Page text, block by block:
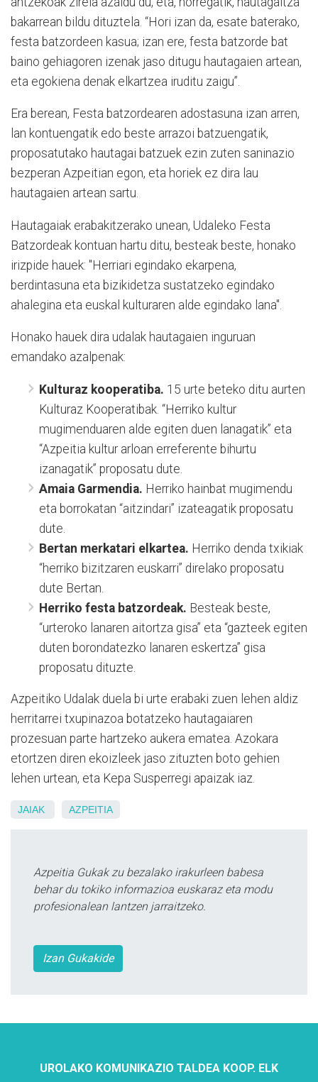
bakarrean bildu dituztela. “Hori izan da, esate baterako,
festa batzordeen kasua; izan ere, festa batzorde bat
baino gehiagoren izenak jaso ditugu hautagaien artean,
eta egokiena denak elkartzea iruditu zaigu”.
Era berean, Festa batzordearen adostasuna izan arren,
lan kontuengatik edo beste arrazoi batzuengatik,
proposatutako hautagai batzuek ezin zuten saninazio
bezperan Azpeitian egon, eta horiek ez dira lau
hautagaien artean sartu.
Hautagaiak erabakitzerako unean, Udaleko Festa
Batzordeak kontuan hartu ditu, besteak beste, honako
irizpide hauek: "Herriari egindako ekarpena,
berdintasuna eta bizikidetza sustatzeko egindako
ahalegina eta euskal kulturaren alde egindako lana".
Honako hauek dira udalak hautagaien inguruan
emandako azalpenak:
Kulturaz kooperatiba. 15 urte beteko ditu aurten
Kulturaz Kooperatibak. “Herriko kultur
mugimenduaren alde egiten duen lanagatik” eta
“Azpeitia kultur arloan erreferente bihurtu
izanagatik” proposatu dute.
Amaia Garmendia. Herriko hainbat mugimendu
eta borrokatan “aitzindari” izateagatik proposatu
dute.
Bertan merkatari elkartea. Herriko denda txikiak
“herriko bizitzaren euskarri” direlako proposatu
dute Bertan.
Herriko festa batzordeak. Besteak beste,
“urteroko lanaren aitortza gisa” eta “gazteek egiten
duten borondatezko lanaren eskertza” gisa
proposatu dituzte.
Azpeitiko Udalak duela bi urte erabaki zuen lehen aldiz
herritarrei txupinazoa botatzeko hautagaiaren
prozesuan parte hartzeko aukera ematea. Azokara
etortzen diren ekoizleek jaso zituzten boto gehien
lehen urtean, eta Kepa Susperregi apaizak iaz.
JAIAK AZPEITIA
Azpeitia Gukak zu bezalako irakurleen babesa
behar du tokiko informazioa euskaraz eta modu
profesionalean lantzen jarraitzeko.
Izan Gukakide
UROLAKO KOMUNIKAZIO TALDEA KOOP. ELK